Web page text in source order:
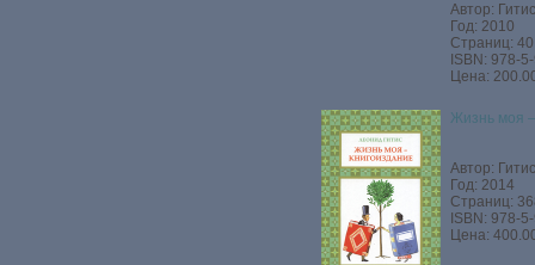
Автор:
Год: 2010
Страниц: 40
ISBN: 978-
Цена:
Жизнь моя
Автор:
Год: 2014
Страниц:
ISBN: 978-
Цена: